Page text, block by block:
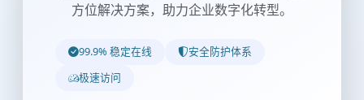
方位解决方案，助力企业数字化转型。
99.9% 稳定在线
安全防护体系
极速访问